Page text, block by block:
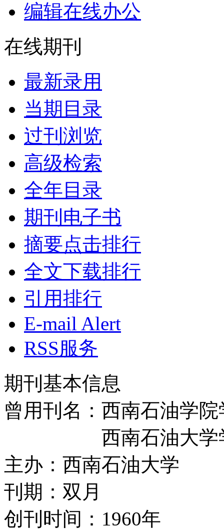
编辑在线办公
在线期刊
最新录用
当期目录
过刊浏览
高级检索
全年目录
期刊电子书
摘要点击排行
全文下载排行
引用排行
E-mail Alert
RSS服务
期刊基本信息
曾用刊名：西南石油学院
西南石油大学
主办：西南石油大学
刊期：双月
创刊时间：1960年